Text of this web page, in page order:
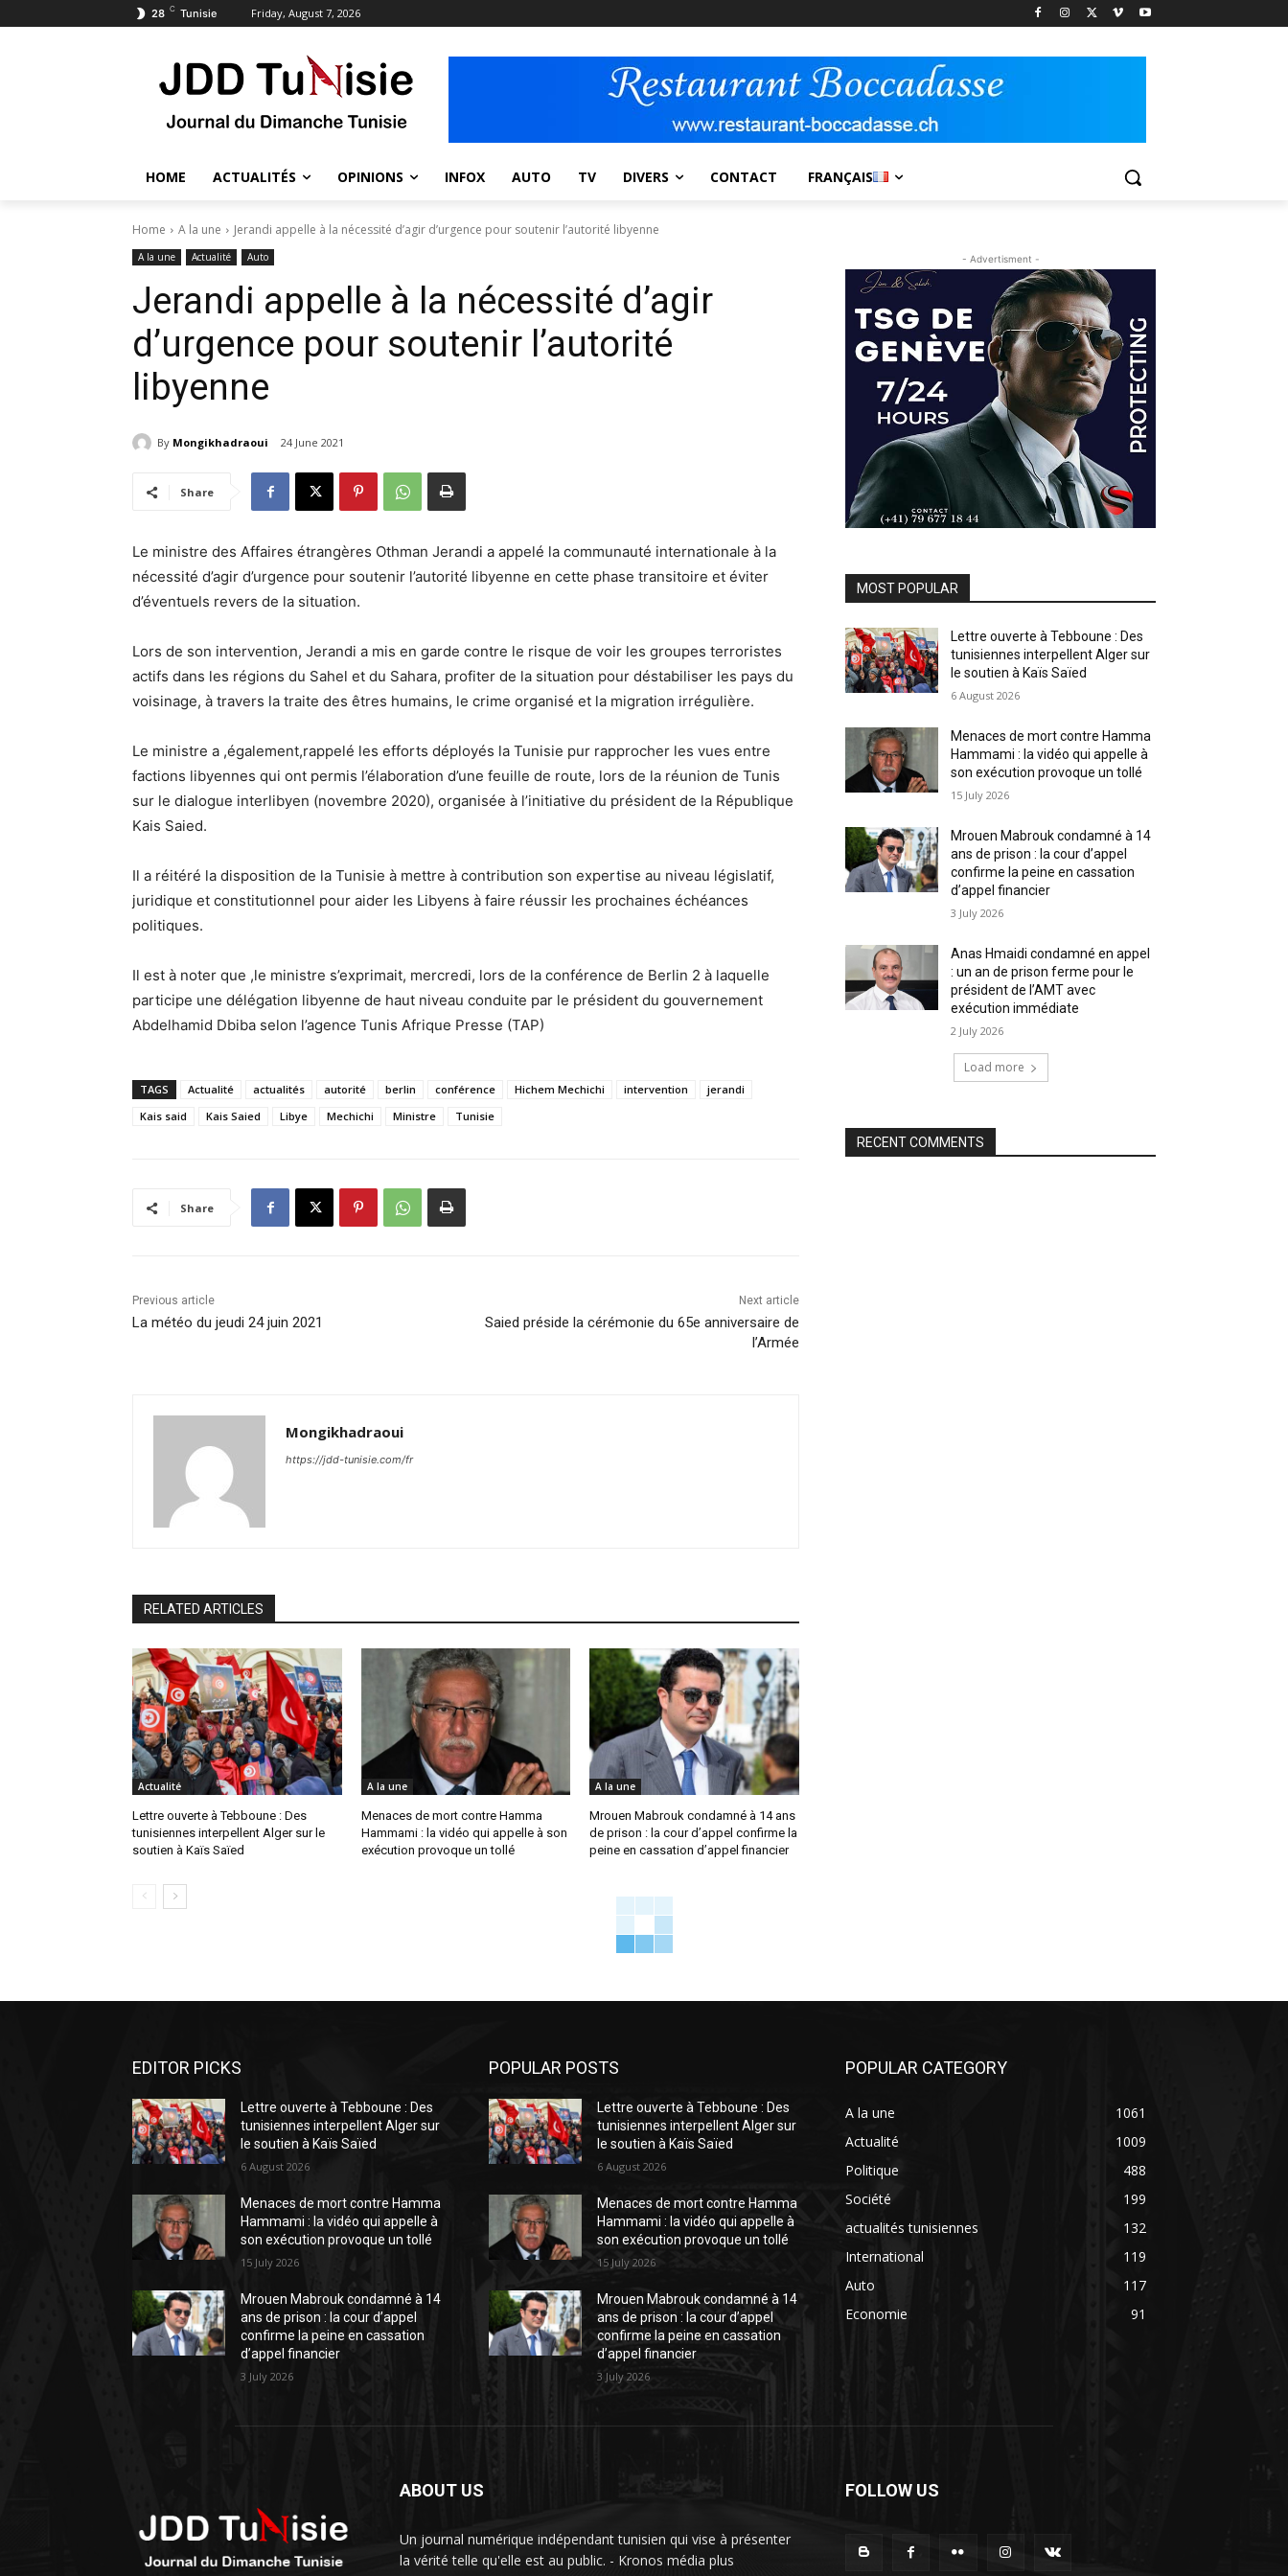
28 C Tunisie Friday, August 7, 2026
HOME ACTUALITÉS OPINIONS INFOX AUTO TV DIVERS CONTACT FRANÇAIS
Home A la une Jerandi appelle à la nécessité d’agir d’urgence pour soutenir l’autorité libyenne
A la une Actualité Auto
Jerandi appelle à la nécessité d’agir
d’urgence pour soutenir l’autorité
libyenne
By Mongikhadraoui 24 June 2021
Share
Le ministre des Affaires étrangères Othman Jerandi a appelé la communauté internationale à la
nécessité d’agir d’urgence pour soutenir l’autorité libyenne en cette phase transitoire et éviter
d’éventuels revers de la situation.
Lors de son intervention, Jerandi a mis en garde contre le risque de voir les groupes terroristes
actifs dans les régions du Sahel et du Sahara, profiter de la situation pour déstabiliser les pays du
voisinage, à travers la traite des êtres humains, le crime organisé et la migration irrégulière.
Le ministre a ,également,rappelé les efforts déployés la Tunisie pur rapprocher les vues entre
factions libyennes qui ont permis l’élaboration d’une feuille de route, lors de la réunion de Tunis
sur le dialogue interlibyen (novembre 2020), organisée à l’initiative du président de la République
Kais Saied.
Il a réitéré la disposition de la Tunisie à mettre à contribution son expertise au niveau législatif,
juridique et constitutionnel pour aider les Libyens à faire réussir les prochaines échéances
politiques.
Il est à noter que ,le ministre s’exprimait, mercredi, lors de la conférence de Berlin 2 à laquelle
participe une délégation libyenne de haut niveau conduite par le président du gouvernement
Abdelhamid Dbiba selon l’agence Tunis Afrique Presse (TAP)
TAGS Actualité actualités autorité berlin conférence Hichem Mechichi intervention
jerandi
Kais said
Kais Saied Libye Mechichi Ministre Tunisie
Share
Previous article
La météo du jeudi 24 juin 2021
Next article
Saied préside la cérémonie du 65e anniversaire de
l’Armée
Mongikhadraoui
https://jdd-tunisie.com/fr
RELATED ARTICLES
Actualité
Lettre ouverte à Tebboune : Des
tunisiennes interpellent Alger sur le
soutien à Kaïs Saïed
A la une
Menaces de mort contre Hamma
Hammami : la vidéo qui appelle à son
exécution provoque un tollé
A la une
Mrouen Mabrouk condamné à 14 ans
de prison : la cour d’appel confirme la
peine en cassation d’appel financier
- Advertisment -
MOST POPULAR
Lettre ouverte à Tebboune : Des
tunisiennes interpellent Alger sur
le soutien à Kaïs Saïed
6 August 2026
Menaces de mort contre Hamma
Hammami : la vidéo qui appelle à
son exécution provoque un tollé
15 July 2026
Mrouen Mabrouk condamné à 14
ans de prison : la cour d’appel
confirme la peine en cassation
d’appel financier
3 July 2026
Anas Hmaidi condamné en appel
: un an de prison ferme pour le
président de l’AMT avec
exécution immédiate
2 July 2026
Load more
RECENT COMMENTS
EDITOR PICKS
Lettre ouverte à Tebboune : Des
tunisiennes interpellent Alger sur
le soutien à Kaïs Saïed
6 August 2026
Menaces de mort contre Hamma
Hammami : la vidéo qui appelle à
son exécution provoque un tollé
15 July 2026
Mrouen Mabrouk condamné à 14
ans de prison : la cour d’appel
confirme la peine en cassation
d’appel financier
3 July 2026
POPULAR POSTS
Lettre ouverte à Tebboune : Des
tunisiennes interpellent Alger sur
le soutien à Kaïs Saïed
6 August 2026
Menaces de mort contre Hamma
Hammami : la vidéo qui appelle à
son exécution provoque un tollé
15 July 2026
Mrouen Mabrouk condamné à 14
ans de prison : la cour d’appel
confirme la peine en cassation
d’appel financier
3 July 2026
POPULAR CATEGORY
A la une
1061
Actualité
1009
Politique
488
Société
199
actualités tunisiennes
132
International
119
Auto
117
Economie
91
ABOUT US
Un journal numérique indépendant tunisien qui vise à présenter
la vérité telle qu'elle est au public. - Kronos média plus
FOLLOW US